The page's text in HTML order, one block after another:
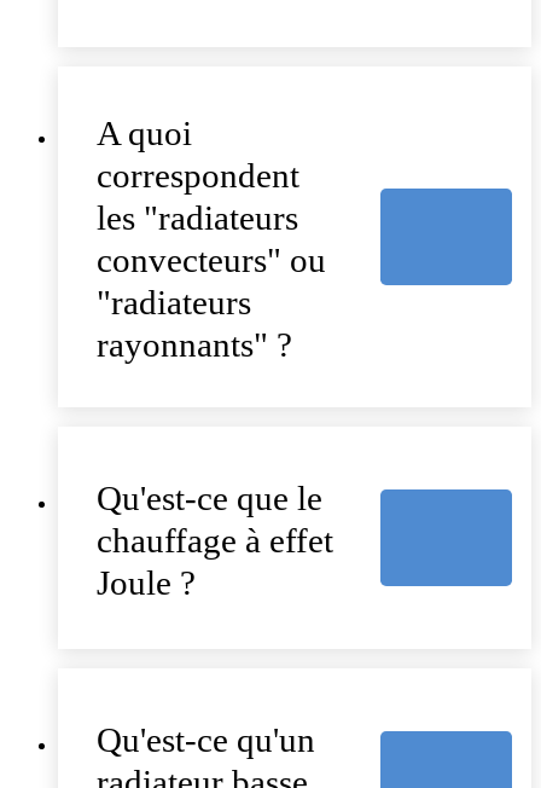
A quoi
correspondent
les "radiateurs
convecteurs" ou
"radiateurs
rayonnants" ?
Qu'est-ce que le
chauffage à effet
Joule ?
Qu'est-ce qu'un